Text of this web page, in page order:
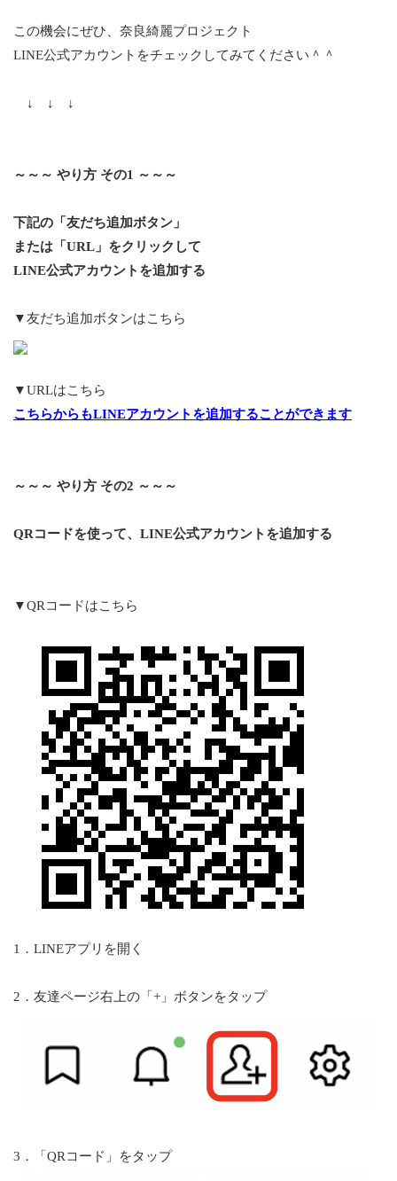
この機会にぜひ、奈良綺麗プロジェクト
LINE公式アカウントをチェックしてみてください＾＾
↓ ↓ ↓
～～～ やり方 その1 ～～～
下記の「友だち追加ボタン」
または「URL」をクリックして
LINE公式アカウントを追加する
▼友だち追加ボタンはこちら
▼URLはこちら
こちらからもLINEアカウントを追加することができます
～～～ やり方 その2 ～～～
QRコードを使って、 LINE公式アカウントを追加する
▼QRコードはこちら
1． LINEアプリを開く
2．友達ページ右上の「+」ボタンをタップ
3．「QRコード」をタップ